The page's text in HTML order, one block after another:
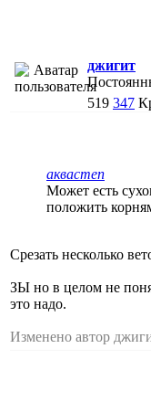
джигит
519 347
аквастеп
Может есть
положить
Срезать несколько
ЗЫ но в целом не
это надо.
Изменено автор